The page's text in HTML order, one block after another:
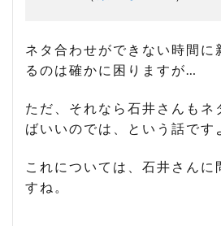
ネタ合わせができない時間に
るのは確かに困りますが…
ただ、それなら石井さんもネ
ばいいのでは、という話です
これについては、石井さんに
すね。